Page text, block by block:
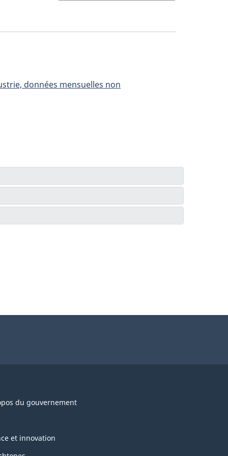
données mensuelles non
du gouvernement
et innovation